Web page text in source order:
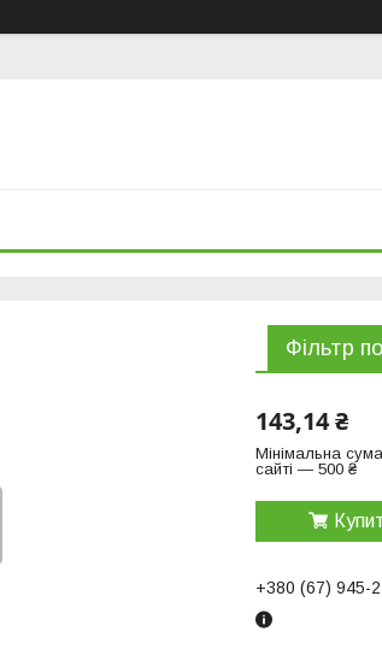
Фільтр
143,14 ₴
Мінімальна
сайті — 500 ₴
+380 (67) 945-